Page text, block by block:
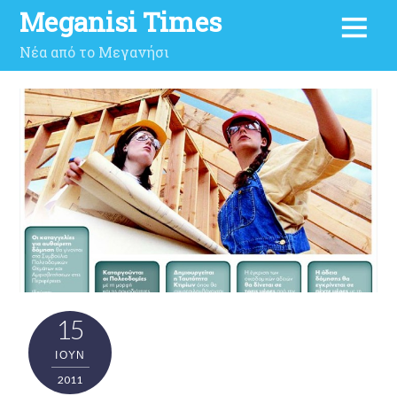
Meganisi Times
Νέα από το Μεγανήσι
15
ΙΟΎΝ
2011